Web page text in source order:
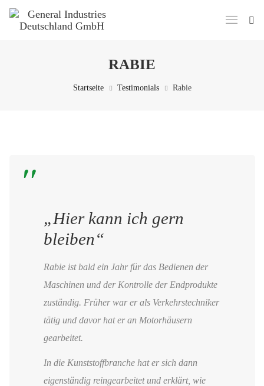
RABIE
Startseite Testimonials Rabie
„Hier kann ich gern
bleiben“
Rabie ist bald ein Jahr für das Bedienen der
Maschinen und der Kontrolle der Endprodukte
zuständig. Früher war er als Verkehrstechniker
tätig und davor hat er an Motorhäusern
gearbeitet.
In die Kunststoffbranche hat er sich dann
eigenständig reingearbeitet und erklärt, wie